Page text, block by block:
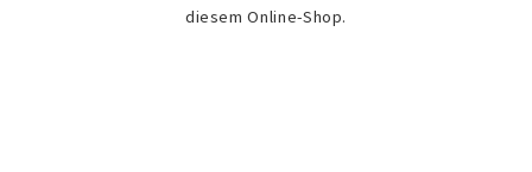
diesem Online-Shop.